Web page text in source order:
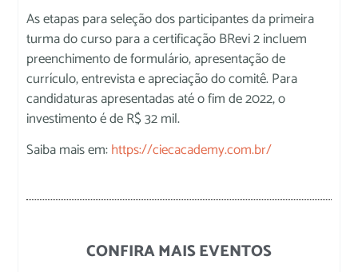
As etapas para seleção dos participantes da primeira
turma do curso para a certificação BRevi 2 incluem
preenchimento de formulário, apresentação de
currículo, entrevista e apreciação do comitê. Para
candidaturas apresentadas até o fim de 2022, o
investimento é de R$ 32 mil.
Saiba mais em:https://ciecacademy.com.br/
CONFIRA MAIS EVENTOS